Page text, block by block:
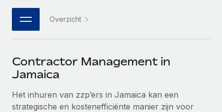
Integraties
DIENSTEN
Krijg hulp van global HR- en juridische experts
WERK MET ONS SAMEN
Strategische technologiepartners
Een partner worden
Ontdek hoe je met ons kunt samenwerken
Integraties en advies over AI-automatiseringen
Webinars
Newsroom
Inzichtencentrum
日本語
한국어
Overzicht
Contractor Management in
Jamaica
Het inhuren van zzp’ers in Jamaica kan een
strategische en kostenefficiënte manier zijn voor